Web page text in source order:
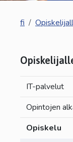
fi
IT-palvelut
Opintojen
Opiskelu